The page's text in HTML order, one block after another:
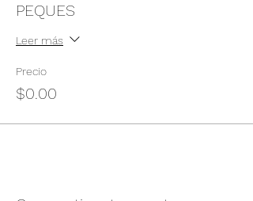
PEQUES
Leer más
Precio
$0.00